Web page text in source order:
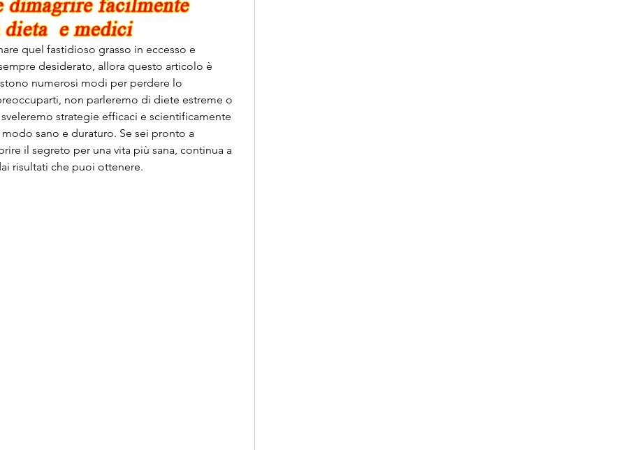
quel fastidioso grasso in eccesso e
desiderato, allora questo articolo è
numerosi modi per perdere lo
non parleremo di diete estreme o
strategie efficaci e scientificamente
sano e duraturo. Se sei pronto a
il segreto per una vita più sana, continua a
risultati che puoi ottenere.